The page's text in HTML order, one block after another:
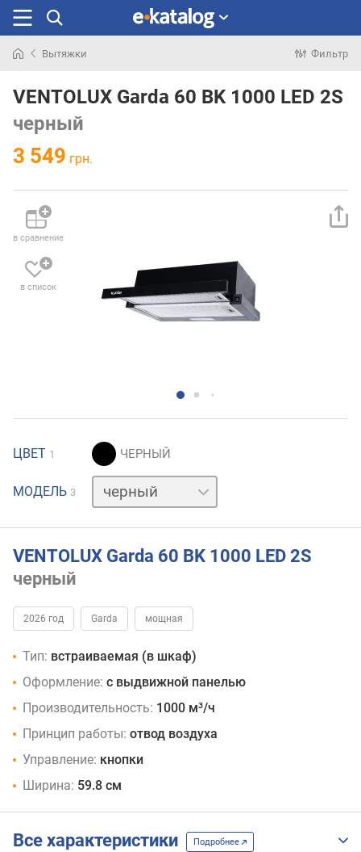
раньше
Вытяжки Фильтр
VENTOLUX Garda 60 BK 1000 LED 2S
черный
3 549 грн.
в сравнение
в список
ЦВЕТ 1
МОДЕЛЬ 3
белый
нержавейка
VENTOLUX Garda 60 BK 1000 LED 2S
черный
2026 год Garda мощная
Тип: встраиваемая (в шкаф)
Оформление: с выдвижной панелью
Производительность: 1000 м³/ч
Принцип работы: отвод воздуха
Управление: кнопки
Ширина: 59.8 см
Все характеристики Подробнее